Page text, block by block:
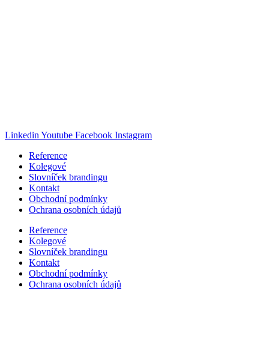
Linkedin Youtube Facebook Instagram
Reference
Kolegové
Slovníček brandingu
Kontakt
Obchodní podmínky
Ochrana osobních údajů
Reference
Kolegové
Slovníček brandingu
Kontakt
Obchodní podmínky
Ochrana osobních údajů